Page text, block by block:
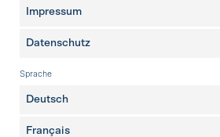
Impressum
Datenschutz
Sprache
Deutsch
Français